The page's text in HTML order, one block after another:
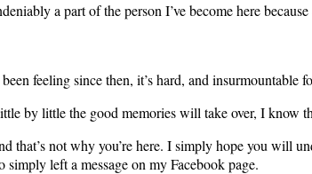
a part of the person I’ve become here
feeling since then, it’s hard, and insurmountable
by little the good memories will take over, I know
that’s not why you’re here. I simply hope you will
left a message on my Facebook page.